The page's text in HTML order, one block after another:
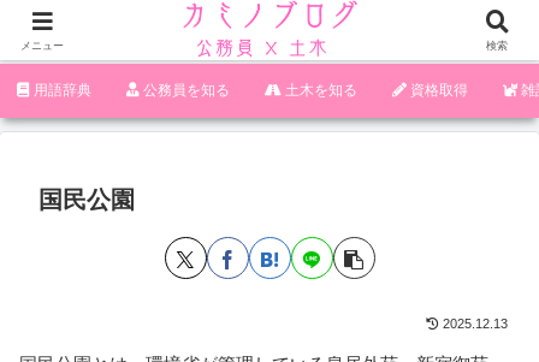
‪︎‬‪︎︎︎︎︎用語辞典 ‪︎‬‪︎︎︎︎︎公務員を知る 土木を知る 資格取得 雑
国民公園
2025.12.13
メニュー 検索